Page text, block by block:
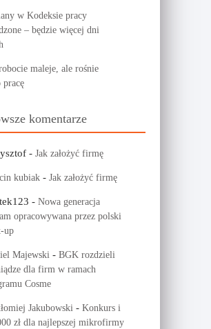
w Kodeksie pracy
– będzie więcej dni
maleje, ale rośnie
pracę
komentarze
- Jak założyć firmę
kubiak - Jak założyć firmę
- Nowa generacja
opracowywana przez polski
up
Majewski - BGK rozdzieli
dla firm w ramach
Cosme
Jakubowski - Konkurs i
zł dla najlepszej mikrofirmy